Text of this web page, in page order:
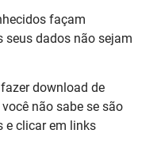
façam
dados não sejam
download de
não sabe se são
e clicar em links